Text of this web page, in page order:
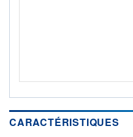
CARACTÉRISTIQUES